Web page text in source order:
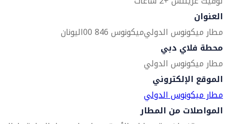
العنوان
مطار ميكونوس الدوليميكونوس 846 00
اليونان
محطة فلاي دبي
مطار ميكونوس الدولي
الموقع الإلكتروني
مطار ميكونوس الدولي
المواصلات من المطار